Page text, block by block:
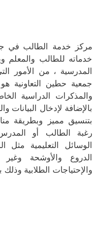
مركز خدمة الطالب في
خدماته للطالب والمعلم
المدرسية ، من الأمور
جمعية حطين التعاونية
والمذكرات الدراسية
بالإضافة لإدخال البيانات
بتنسيق مميز وبطريقة
رغبة الطالب أو
الوسائل التعليمية
الدروع والأوشحة
والإحتياجات الطلابية